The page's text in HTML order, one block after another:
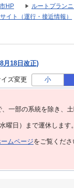
HP ルートプラン
イト（運行・接近情報）
月18日改正)
ズ変更 小
⼀部の系統を除き、
日）まで運休します。
ムページをご覧くださ